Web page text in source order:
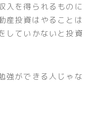
入を得られるものに
産投資はやることは
していかないと投資
強ができる人じゃな